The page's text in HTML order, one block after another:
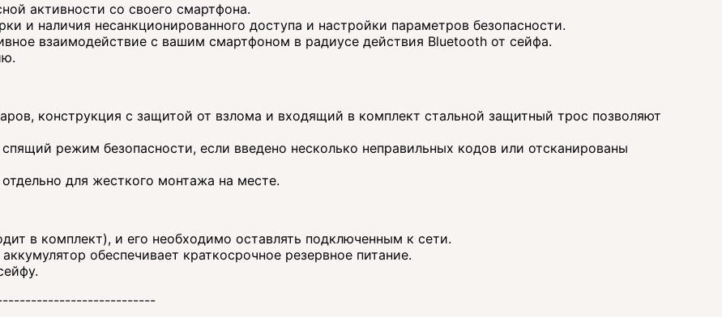
активности со своего смартфона.
и наличия несанкционированного доступа и настройки параметров безопасности.
взаимодействие с вашим смартфоном в радиусе действия Bluetooth от сейфа.
конструкция с защитой от взлома и входящий в комплект стальной защитный трос позволяют
режим безопасности, если введено несколько неправильных кодов или отсканированы
для жесткого монтажа на месте.
в комплект), и его необходимо оставлять подключенным к сети.
обеспечивает краткосрочное резервное питание.